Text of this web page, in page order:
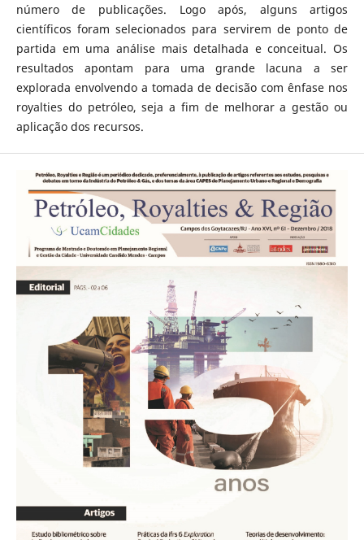
número de publicações. Logo após, alguns artigos
científicos foram selecionados para servirem de ponto de
partida em uma análise mais detalhada e conceitual. Os
resultados apontam para uma grande lacuna a ser
explorada envolvendo a tomada de decisão com ênfase nos
royalties do petróleo, seja a fim de melhorar a gestão ou
aplicação dos recursos.